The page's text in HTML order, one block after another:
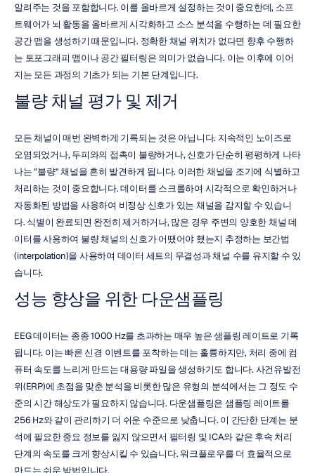
알려주는 것을 포함합니다. 이를 올바르게 설정하는 것이 중요한데, 소프
트웨어가 뇌 활동을 올바르게 시각화하고 소스 분석을 수행하는 데 필요한
공간 맵을 생성하기 때문입니다. 정확한 채널 위치가 없다면 향후 수행하
는 토포그래피 맵이나 공간 필터링은 의미가 없습니다. 이는 이후에 이어
지는 모든 과정의 기초가 되는 기본 단계입니다.
불량 채널 평가 및 제거
모든 채널이 매번 완벽하게 기록되는 것은 아닙니다. 지속적인 노이즈로
오염되었거나, 두피와의 접촉이 불량하거나, 신호가 단순히 평평하게 나타
나는 "불량" 채널을 흔히 발견하게 됩니다. 이러한 채널을 조기에 식별하고
처리하는 것이 중요합니다. 데이터를 스크롤하여 시각적으로 확인하거나
자동화된 방법을 사용하여 비정상 신호가 있는 채널을 감지할 수 있습니
다. 식별이 완료되면 완전히 제거하거나, 많은 경우 주변의 양호한 채널 데
이터를 사용하여 불량 채널의 신호가 어땠어야 했는지 추정하는 보간법
(interpolation)을 사용하여 데이터 세트의 무결성과 채널 수를 유지할 수 있
습니다.
성능 향상을 위한 다운샘플링
EEG 데이터는 종종 1000 Hz를 초과하는 매우 높은 샘플링 레이트로 기록
됩니다. 이는 빠른 신경 이벤트를 포착하는 데는 훌륭하지만, 처리 중에 컴
퓨터 속도를 느리게 만드는 대용량 파일을 생성하기도 합니다. 사건유발전
위(ERP)에 초점을 맞춘 분석을 비롯한 많은 유형의 분석에서는 그 정도 수
준의 시간 해상도가 필요하지 않습니다. 다운샘플링은 샘플링 레이트를
256 Hz와 같이 관리하기 더 쉬운 수준으로 낮춥니다. 이 간단한 단계는 분
석에 필요한 중요 정보를 잃지 않으면서 필터링 및 ICA와 같은 후속 처리
단계의 속도를 크게 향상시킬 수 있습니다. 워크플로우를 더 효율적으로
만드는 쉬운 방법입니다.